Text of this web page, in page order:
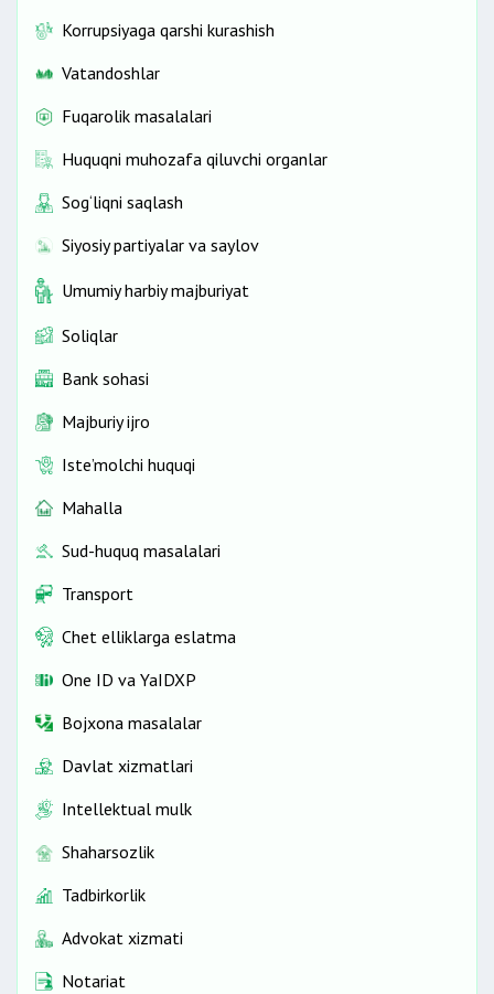
Korrupsiyaga qarshi kurashish
Vatandoshlar
Fuqarolik masalalari
Huquqni muhozafa qiluvchi organlar
Sog‘liqni saqlash
Siyosiy partiyalar va saylov
Umumiy harbiy majburiyat
Soliqlar
Bank sohasi
Majburiy ijro
Iste’molchi huquqi
Mahalla
Sud-huquq masalalari
Transport
Chet elliklarga eslatma
One ID vа YaIDXP
Bojxona masalalar
Davlat xizmatlari
Intellektual mulk
Shaharsozlik
Tadbirkorlik
Advokat xizmati
Notariat